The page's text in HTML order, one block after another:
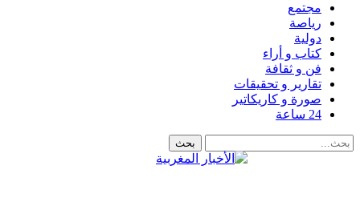
مجتمع
رياصة
دولية
كتاب و أراء
فن و ثقافة
تقارير و تحقيقات
صورة و كاريكاتير
24 ساعة